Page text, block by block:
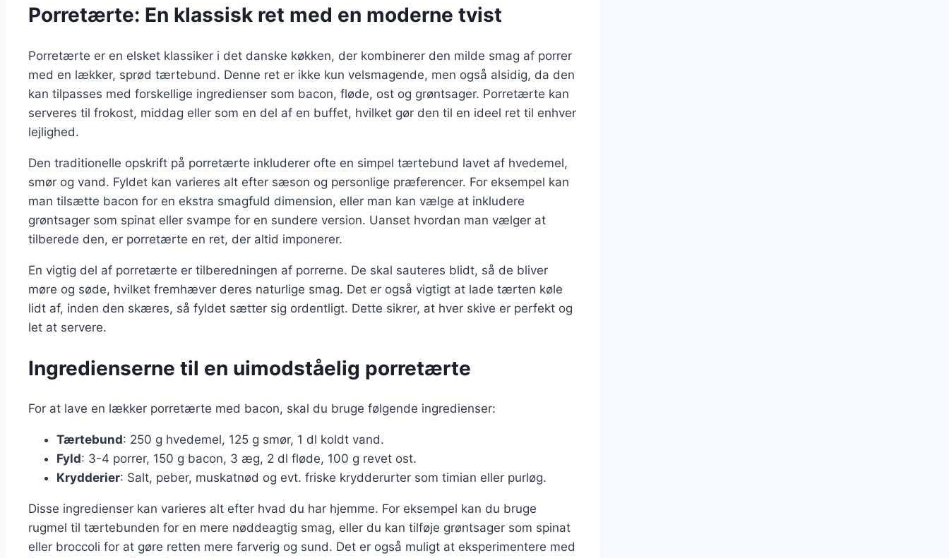
Porretærte: En klassisk ret med en moderne tvist
Porretærte er en elsket klassiker i det danske køkken, der kombinerer den milde smag af porrer
med en lækker, sprød tærtebund. Denne ret er ikke kun velsmagende, men også alsidig, da den
kan tilpasses med forskellige ingredienser som bacon, fløde, ost og grøntsager. Porretærte kan
serveres til frokost, middag eller som en del af en buffet, hvilket gør den til en ideel ret til enhver
lejlighed.
Den traditionelle opskrift på porretærte inkluderer ofte en simpel tærtebund lavet af hvedemel,
smør og vand. Fyldet kan varieres alt efter sæson og personlige præferencer. For eksempel kan
man tilsætte bacon for en ekstra smagfuld dimension, eller man kan vælge at inkludere
grøntsager som spinat eller svampe for en sundere version. Uanset hvordan man vælger at
tilberede den, er porretærte en ret, der altid imponerer.
En vigtig del af porretærte er tilberedningen af porrerne. De skal sauteres blidt, så de bliver
møre og søde, hvilket fremhæver deres naturlige smag. Det er også vigtigt at lade tærten køle
lidt af, inden den skæres, så fyldet sætter sig ordentligt. Dette sikrer, at hver skive er perfekt og
let at servere.
Ingredienserne til en uimodståelig porretærte
For at lave en lækker porretærte med bacon, skal du bruge følgende ingredienser:
Tærtebund: 250 g hvedemel, 125 g smør, 1 dl koldt vand.
Fyld: 3-4 porrer, 150 g bacon, 3 æg, 2 dl fløde, 100 g revet ost.
Krydderier: Salt, peber, muskatnød og evt. friske krydderurter som timian eller purløg.
Disse ingredienser kan varieres alt efter hvad du har hjemme. For eksempel kan du bruge
rugmel til tærtebunden for en mere nøddeagtig smag, eller du kan tilføje grøntsager som spinat
eller broccoli for at gøre retten mere farverig og sund. Det er også muligt at eksperimentere med